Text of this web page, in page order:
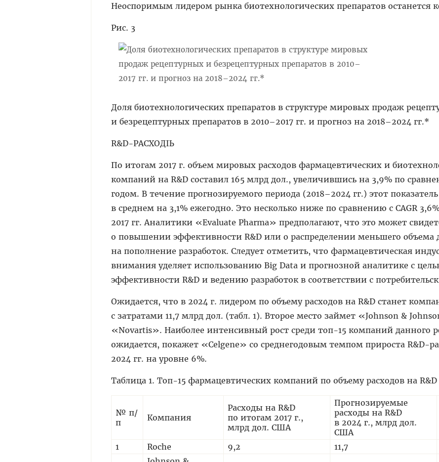
Неоспоримым лидером рынка биотехнологических препаратов останется
Рис. 3
Доля биотехнологических препаратов в структуре мировых продаж
и безрецептурных препаратов в 2010–2017 гг. и прогноз на 2018–2024 гг.*
R&D-РАСХОДЫ
По итогам 2017 г. объем мировых расходов фармацевтических и
компаний на R&D составил 165 млрд дол., увеличившись на 3,9% по
годом. В течение прогнозируемого периода (2018–2024 гг.) этот
в среднем на 3,1% ежегодно. Это несколько ниже по сравнению с CAGR
2017 гг. Аналитики «Evaluate Pharma» предполагают, что это может
о повышении эффективности R&D или о распределении меньшего объема
на пополнение разработок. Следует отметить, что фармацевтическая
внимания уделяет использованию Big Data и прогнозной аналитике с
эффективности R&D и ведению разработок в соответствии с
Ожидается, что в 2024 г. лидером по объему расходов на R&D станет
с затратами 11,7 млрд дол. (табл. 1). Второе место займет «Johnson &
«Novartis». Наиболее интенсивный рост среди топ-15 компаний данного
ожидается, покажет «Celgene» со среднегодовым темпом прироста R&D-
2024 гг. на уровне 6%.
Таблица 1. Топ-15 фармацевтических компаний по объему расходов на R&D
№ п/
п
Компания
Расходы на R&D
по итогам 2017 г.,
млрд дол. США
Прогнозируемые
расходы на R&D
в 2024 г., млрд дол.
США
1
Roche 9,2 11,7